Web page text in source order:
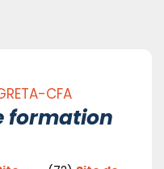
CFA
formation